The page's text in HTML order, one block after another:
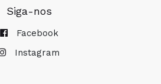
Siga-nos
Facebook
Instagram